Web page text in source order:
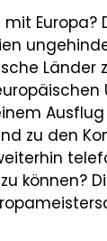
Europa?
Länder
Ausflug
zu den
können?